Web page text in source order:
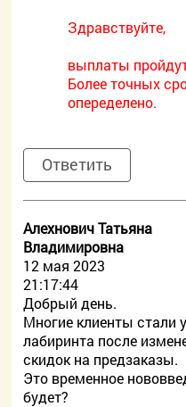
Здравствуйте,
выплаты
Более точных
опеределено.
Ответить
Алехнович Татьяна
Владимировна
12 мая 2023
21:17:44
Добрый день.
Многие клиенты стали
лабиринта после
скидок на предзаказы.
Это временное
будет?